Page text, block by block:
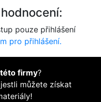
pouze přihlášení
pro přihlášení.
firmy?
můžete získat